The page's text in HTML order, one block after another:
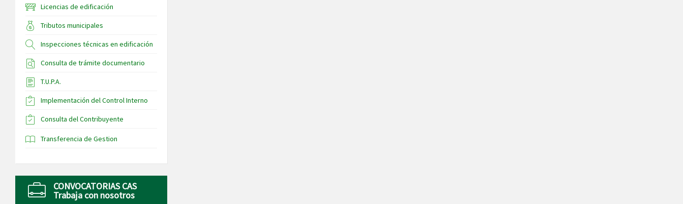
Licencias de edificación
Tributos municipales
Inspecciones técnicas en edificación
Consulta de trámite documentario
T.U.P.A.
Implementación del Control Interno
Consulta del Contribuyente
Transferencia de Gestion
CONVOCATORIAS CAS
Trabaja con nosotros